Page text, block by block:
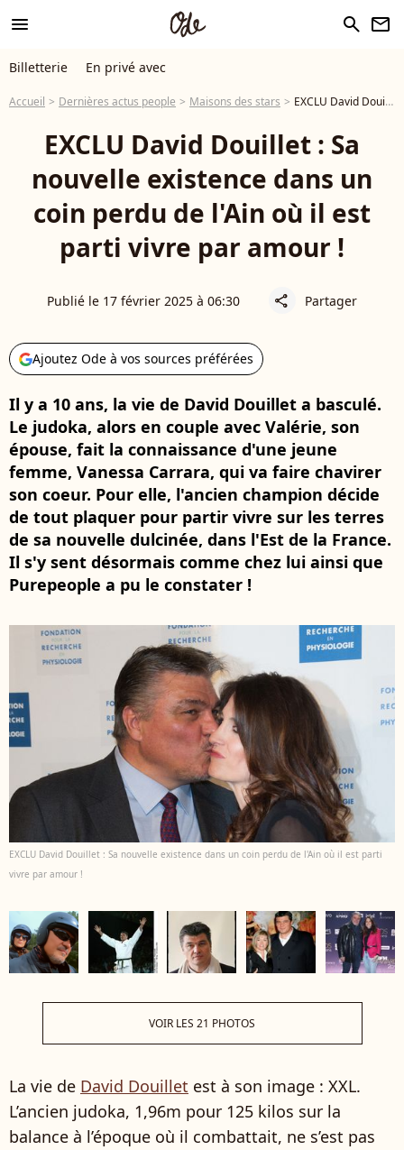
menu search newsletter
Billetterie En privé avec
Accueil Dernières actus people Maisons des stars EXCLU David Douillet : Sa nouvelle existence dans un coin perdu de l'Ain où il est parti vivre par amour !
EXCLU David Douillet : Sa
nouvelle existence dans un
coin perdu de l'Ain où il est
parti vivre par amour !
Publié le 17 février 2025 à 06:30 share Partager
Ajoutez Ode à vos sources préférées
Il y a 10 ans, la vie de David Douillet a basculé.
Le judoka, alors en couple avec Valérie, son
épouse, fait la connaissance d'une jeune
femme, Vanessa Carrara, qui va faire chavirer
son coeur. Pour elle, l'ancien champion décide
de tout plaquer pour partir vivre sur les terres
de sa nouvelle dulcinée, dans l'Est de la France.
Il s'y sent désormais comme chez lui ainsi que
Purepeople a pu le constater !
EXCLU David Douillet : Sa nouvelle existence dans un coin perdu de l'Ain où il est parti
vivre par amour !
VOIR LES 21 PHOTOS
La vie de David Douillet est à son image : XXL.
L’ancien judoka, 1,96m pour 125 kilos sur la
balance à l’époque où il combattait, ne s’est pas